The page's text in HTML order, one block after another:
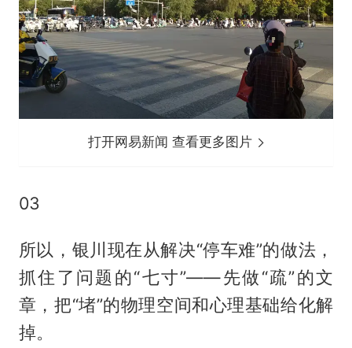
打开网易新闻 查看更多图片
03
所以，银川现在从解决“停车难”的做法，
抓住了问题的“七寸”——先做“疏”的文
章，把“堵”的物理空间和心理基础给化解
掉。